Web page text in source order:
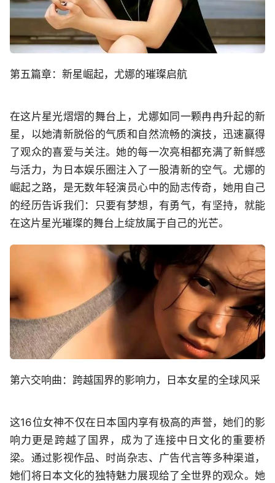
第五篇章：新星崛起，尤娜的璀璨启航
在这片星光熠熠的舞台上，尤娜如同一颗冉冉升起的新
星，以她清新脱俗的气质和自然流畅的演技，迅速赢得
了观众的喜爱与关注。她的每一次亮相都充满了新鲜感
与活力，为日本娱乐圈注入了一股清新的空气。尤娜的
崛起之路，是无数年轻演员心中的励志传奇，她用自己
的经历告诉我们：只要有梦想，有勇气，有坚持，就能
在这片星光璀璨的舞台上绽放属于自己的光芒。
第六交响曲：跨越国界的影响力，日本女星的全球风采
这16位女神不仅在日本国内享有极高的声誉，她们的影
响力更是跨越了国界，成为了连接中日文化的重要桥
梁。通过影视作品、时尚杂志、广告代言等多种渠道，
她们将日本文化的独特魅力展现给了全世界的观众。她